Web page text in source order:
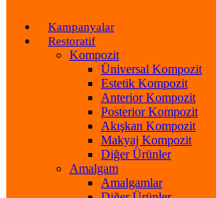
Kampanyalar
Restoratif
Kompozit
Üniversal Kompozit
Estetik Kompozit
Anterior Kompozit
Posterior Kompozit
Akışkan Kompozit
Makyaj Kompozit
Diğer Ürünler
Amalgam
Amalgamlar